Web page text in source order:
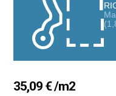
(
35,09 €/m2